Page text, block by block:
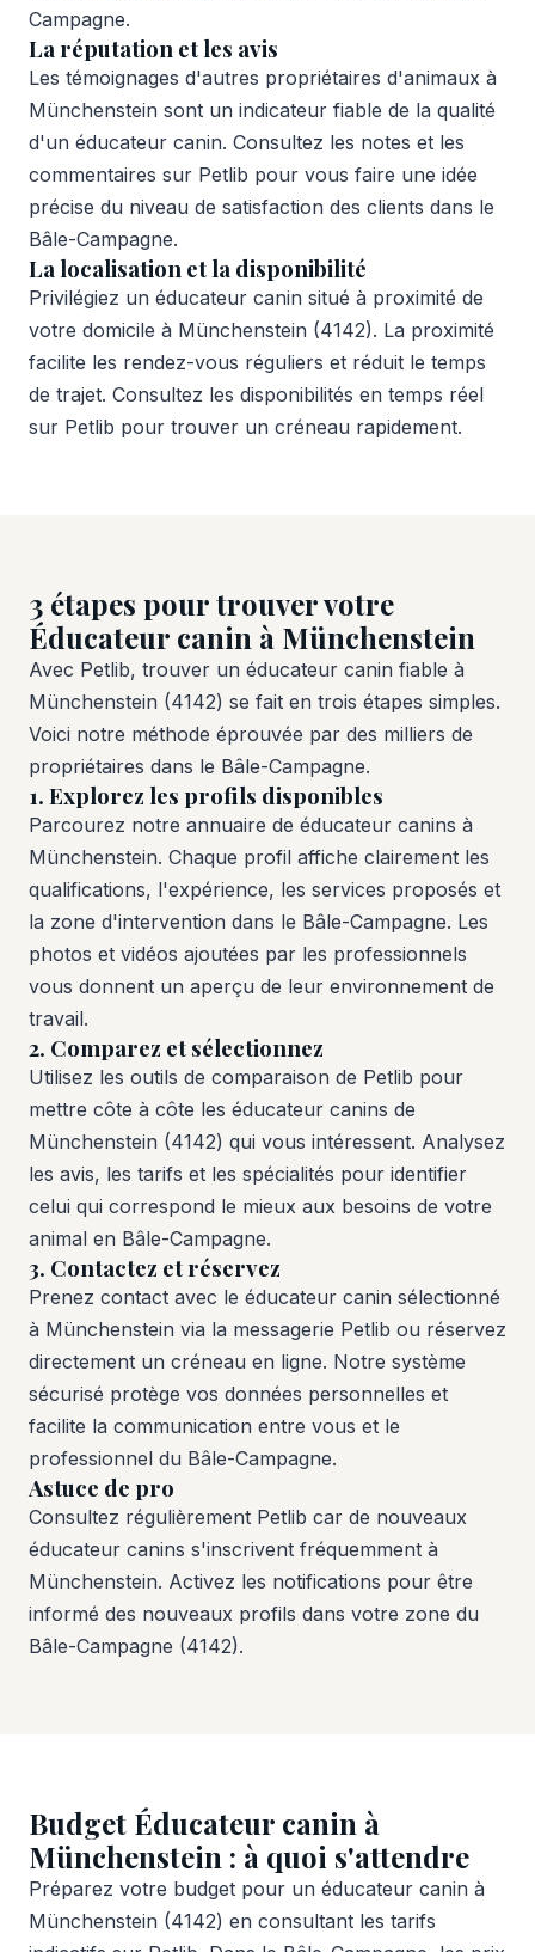
Campagne.
La réputation et les avis
Les témoignages d'autres propriétaires d'animaux à
Münchenstein sont un indicateur fiable de la qualité
d'un éducateur canin. Consultez les notes et les
commentaires sur Petlib pour vous faire une idée
précise du niveau de satisfaction des clients dans le
Bâle-Campagne.
La localisation et la disponibilité
Privilégiez un éducateur canin situé à proximité de
votre domicile à Münchenstein (4142). La proximité
facilite les rendez-vous réguliers et réduit le temps
de trajet. Consultez les disponibilités en temps réel
sur Petlib pour trouver un créneau rapidement.
3 étapes pour trouver votre
Éducateur canin à Münchenstein
Avec Petlib, trouver un éducateur canin fiable à
Münchenstein (4142) se fait en trois étapes simples.
Voici notre méthode éprouvée par des milliers de
propriétaires dans le Bâle-Campagne.
1. Explorez les profils disponibles
Parcourez notre annuaire de éducateur canins à
Münchenstein. Chaque profil affiche clairement les
qualifications, l'expérience, les services proposés et
la zone d'intervention dans le Bâle-Campagne. Les
photos et vidéos ajoutées par les professionnels
vous donnent un aperçu de leur environnement de
travail.
2. Comparez et sélectionnez
Utilisez les outils de comparaison de Petlib pour
mettre côte à côte les éducateur canins de
Münchenstein (4142) qui vous intéressent. Analysez
les avis, les tarifs et les spécialités pour identifier
celui qui correspond le mieux aux besoins de votre
animal en Bâle-Campagne.
3. Contactez et réservez
Prenez contact avec le éducateur canin sélectionné
à Münchenstein via la messagerie Petlib ou réservez
directement un créneau en ligne. Notre système
sécurisé protège vos données personnelles et
facilite la communication entre vous et le
professionnel du Bâle-Campagne.
Astuce de pro
Consultez régulièrement Petlib car de nouveaux
éducateur canins s'inscrivent fréquemment à
Münchenstein. Activez les notifications pour être
informé des nouveaux profils dans votre zone du
Bâle-Campagne (4142).
Budget Éducateur canin à
Münchenstein : à quoi s'attendre
Préparez votre budget pour un éducateur canin à
Münchenstein (4142) en consultant les tarifs